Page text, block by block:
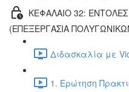
ΚΕΦΑΛΑΙΟ 32: ΕΝΤΟΛΕΣ
(ΕΠΕΞΕΡΓΑΣΙΑ
Διδασκαλία με
1. Ερώτηση